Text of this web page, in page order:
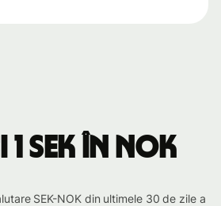
SEK în NOK
SEK-NOK din ultimele 30 de zile a